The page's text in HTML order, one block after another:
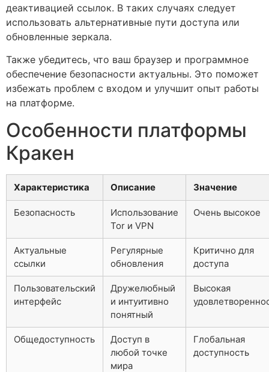
деактивацией ссылок. В таких случаях следует
использовать альтернативные пути доступа или
обновленные зеркала.
Также убедитесь, что ваш браузер и программное
обеспечение безопасности актуальны. Это поможет
избежать проблем с входом и улучшит опыт работы
на платформе.
Особенности платформы
Кракен
Характеристика Описание Значение
Безопасность
Использование
Tor и VPN
Очень высокое
Актуальные
ссылки
Регулярные
обновления
Критично для
доступа
Пользовательский
интерфейс
Дружелюбный
и интуитивно
понятный
Высокая
Общедоступность
Доступ в
любой точке
мира
Глобальная
доступность